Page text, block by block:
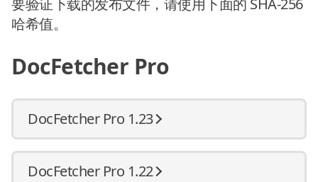
哈希值。
DocFetcher Pro
DocFetcher Pro 1.23
DocFetcher Pro 1.22